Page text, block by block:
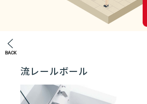
エントランス
洗面化粧台
流レールボール
BACK
07